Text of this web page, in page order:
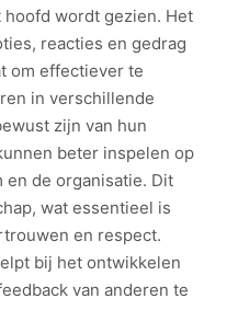
hoofd wordt gezien. Het
reacties en gedrag
om effectiever te
in verschillende
zijn van hun
beter inspelen op
en de organisatie. Dit
wat essentieel is
en respect.
bij het ontwikkelen
van anderen te